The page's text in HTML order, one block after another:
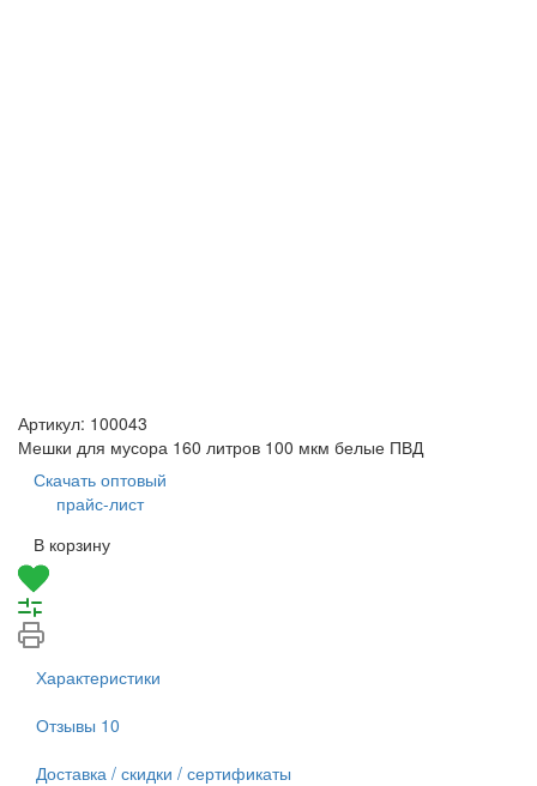
Артикул: 100043
Мешки для мусора 160 литров 100 мкм белые ПВД
Скачать оптовый
прайс-лист
В корзину
Характеристики
Отзывы 10
Доставка / скидки / сертификаты